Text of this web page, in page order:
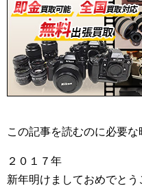
この記事を読むのに必要な
２０１７年
新年明けましておめでとう